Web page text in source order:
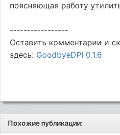
поясняющая работу
-----------------
Оставить комментарии и
здесь: GoodbyeDPI 0.1.6
Похожие публикации: